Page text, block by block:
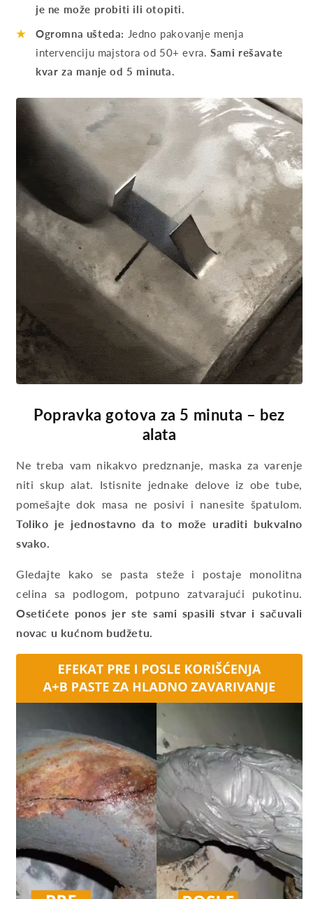
je ne može probiti ili otopiti.
★
Ogromna ušteda: Jedno pakovanje menja
intervenciju majstora od 50+ evra.Sami rešavate
kvar za manje od 5 minuta.
Popravka gotova za 5 minuta – bez
alata
Ne treba vam nikakvo predznanje, maska za varenje
niti skup alat. Istisnite jednake delove iz obe tube,
pomešajte dok masa ne posivi i nanesite špatulom.
Toliko je jednostavno da to može uraditi bukvalno
svako.
Gledajte kako se pasta steže i postaje monolitna
celina sa podlogom, potpuno zatvarajući pukotinu.
Osetićete ponos jer ste sami spasili stvar i sačuvali
novac u kućnom budžetu.